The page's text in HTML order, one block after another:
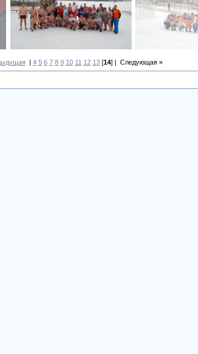
| 4 5 6 7 8 9 10 11 12 13[14] | Следующая »